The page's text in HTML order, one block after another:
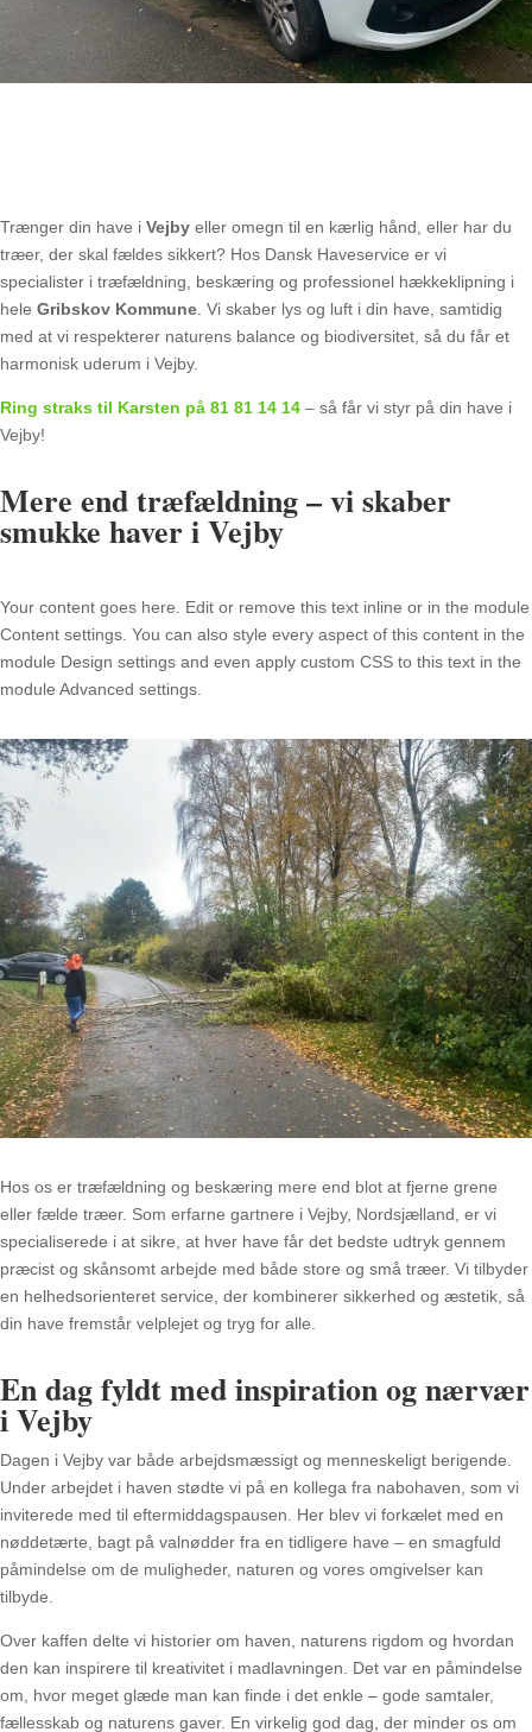
Trænger din have i Vejby eller omegn til en kærlig hånd, eller har du
træer, der skal fældes sikkert? Hos Dansk Haveservice er vi
specialister i træfældning, beskæring og professionel hækkeklipning i
hele Gribskov Kommune . Vi skaber lys og luft i din have, samtidig
med at vi respekterer naturens balance og biodiversitet, så du får et
harmonisk uderum i Vejby.
Ring straks til Karsten på 81 81 14 14 – så får vi styr på din have i
Vejby!
Mere end træfældning – vi skaber
smukke haver i Vejby
Your content goes here. Edit or remove this text inline or in the module
Content settings. You can also style every aspect of this content in the
module Design settings and even apply custom CSS to this text in the
module Advanced settings.
Hos os er træfældning og beskæring mere end blot at fjerne grene
eller fælde træer. Som erfarne gartnere i Vejby, Nordsjælland, er vi
specialiserede i at sikre, at hver have får det bedste udtryk gennem
præcist og skånsomt arbejde med både store og små træer. Vi tilbyder
en helhedsorienteret service, der kombinerer sikkerhed og æstetik, så
din have fremstår velplejet og tryg for alle.
En dag fyldt med inspiration og nærvær
i Vejby
Dagen i Vejby var både arbejdsmæssigt og menneskeligt berigende.
Under arbejdet i haven stødte vi på en kollega fra nabohaven, som vi
inviterede med til eftermiddagspausen. Her blev vi forkælet med en
nøddetærte, bagt på valnødder fra en tidligere have – en smagfuld
påmindelse om de muligheder, naturen og vores omgivelser kan
tilbyde.
Over kaffen delte vi historier om haven, naturens rigdom og hvordan
den kan inspirere til kreativitet i madlavningen. Det var en påmindelse
om, hvor meget glæde man kan finde i det enkle – gode samtaler,
fællesskab og naturens gaver. En virkelig god dag, der minder os om